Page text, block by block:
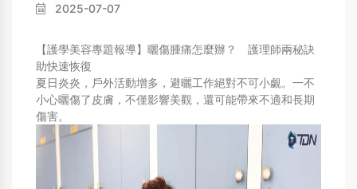
2025-07-07
【護學美容專題報導】曬傷腫痛怎麼辦？ 護理師兩秘訣
助快速恢復
夏日炎炎，戶外活動增多，避曬工作絕對不可小覷。一不
小心曬傷了皮膚，不僅影響美觀，還可能帶來不適和長期
傷害。